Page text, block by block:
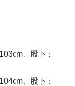
、股下：
、股下：